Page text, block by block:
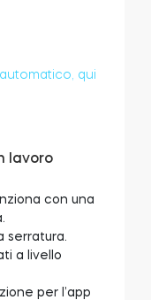
qui
lavoro
con una
serratura.
a livello
per l’app